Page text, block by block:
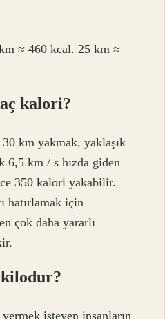
≈ 460 kcal. 25 km ≈
kalori?
km yakmak, yaklaşık
6,5 km / s hızda giden
350 kalori yakabilir.
hatırlamak için
çok daha yararlı
isteyen insanların